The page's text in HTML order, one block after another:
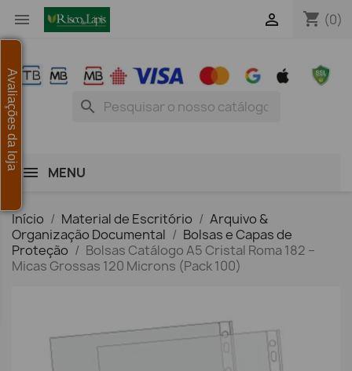
 shopping_cart (0)

search
MENU
Início Material de Escritório
Arquivo &
Organização Documental
Bolsas e Capas de
Proteção
Bolsas Catálogo A5 Cristal Roma 182 –
Micas Grossas 120 Microns (Pack 100)
Avaliações da loja